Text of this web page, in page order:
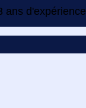
ans d'expérience